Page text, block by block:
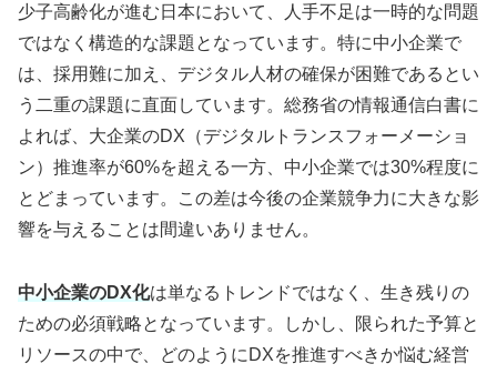
少子高齢化が進む日本において、人手不足は一時的な問題
ではなく構造的な課題となっています。特に中小企業で
は、採用難に加え、デジタル人材の確保が困難であるとい
う二重の課題に直面しています。総務省の情報通信白書に
よれば、大企業のDX（デジタルトランスフォーメーショ
ン）推進率が60%を超える一方、中小企業では30%程度に
とどまっています。この差は今後の企業競争力に大きな影
響を与えることは間違いありません。
中小企業のDX化は単なるトレンドではなく、生き残りの
ための必須戦略となっています。しかし、限られた予算と
リソースの中で、どのようにDXを推進すべきか悩む経営